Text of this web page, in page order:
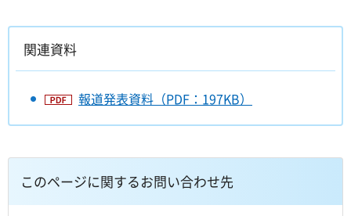
関連資料
報道発表資料（PDF：197KB）
このページに関するお問い合わせ先